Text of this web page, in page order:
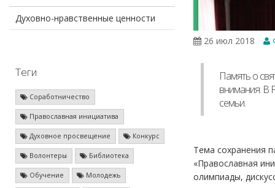
Духовно-нравственные ценности
Теги
Соработничество
Православная инициатива
Духовное просвещение Конкурс
Волонтеры Библиотека
Обучение Молодежь
26 июл 2018
Память о
внимания. В
семьи.
Тема сохранения
«Православная
олимпиады,